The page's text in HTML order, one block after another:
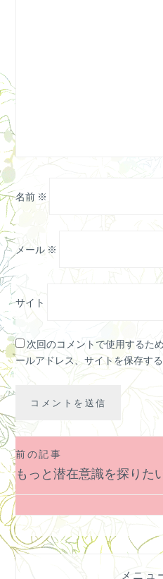
名前 ※
メール ※
サイト
次回のコメントで使用するた
ールアドレス、サイトを保存する
投
稿
ナ
ビ
ゲ
ー
前の記事
もっと潜在意識を探りた
メニュ